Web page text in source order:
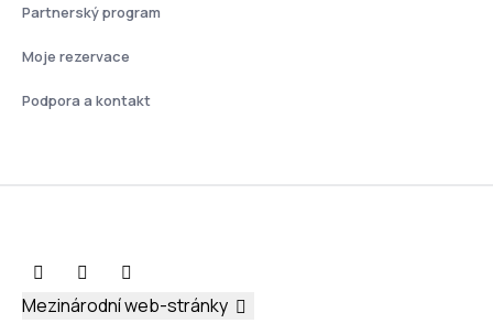
Partnerský program
Moje rezervace
Podpora a kontakt
Mezinárodní web-stránky